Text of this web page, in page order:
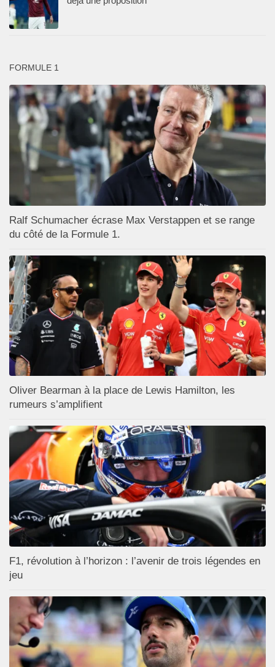
FORMULE 1
Ralf Schumacher écrase Max Verstappen et se range
du côté de la Formule 1.
Oliver Bearman à la place de Lewis Hamilton, les
rumeurs s’amplifient
F1, révolution à l’horizon : l’avenir de trois légendes en
jeu